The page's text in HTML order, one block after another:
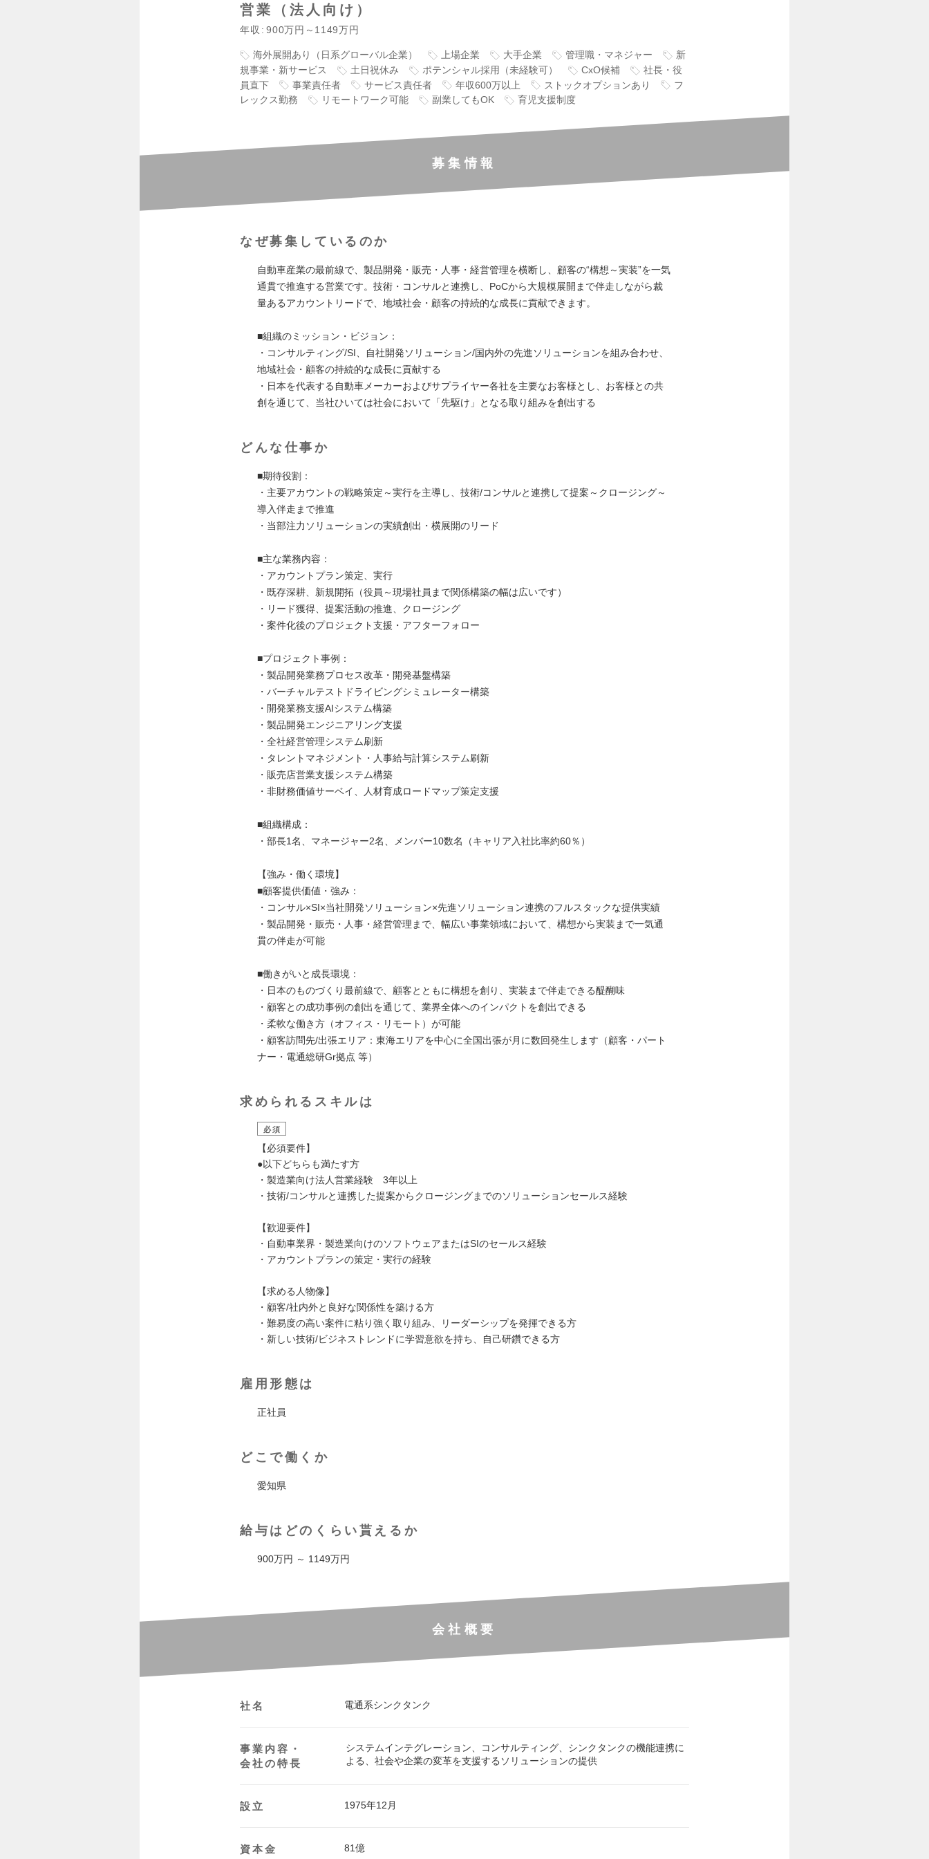
営業（法人向け）
年収 900万円～1149万円
海外展開あり（日系グローバル企業） 上場企業 大手企業 管理職・マネジャー
新
規事業・新サービス
土日祝休み ポテンシャル採用（未経験可） CxO候補
社長・役
員直下
事業責任者 サービス責任者 年収600万以上 ストックオプションあり
フ
レックス勤務
リモートワーク可能 副業してもOK 育児支援制度
募集情報
なぜ募集しているのか
自動車産業の最前線で、製品開発・販売・人事・経営管理を横断し、顧客の“構想～実装”を一気
通貫で推進する営業です。技術・コンサルと連携し、PoCから大規模展開まで伴走しながら裁
量あるアカウントリードで、地域社会・顧客の持続的な成長に貢献できます。
■組織のミッション・ビジョン：
・コンサルティング/SI、自社開発ソリューション/国内外の先進ソリューションを組み合わせ、
地域社会・顧客の持続的な成長に貢献する
・日本を代表する自動車メーカーおよびサプライヤー各社を主要なお客様とし、お客様との共
創を通じて、当社ひいては社会において「先駆け」となる取り組みを創出する
どんな仕事か
■期待役割：
・主要アカウントの戦略策定～実行を主導し、技術/コンサルと連携して提案～クロージング～
導入伴走まで推進
・当部注力ソリューションの実績創出・横展開のリード
■主な業務内容：
・アカウントプラン策定、実行
・既存深耕、新規開拓（役員～現場社員まで関係構築の幅は広いです）
・リード獲得、提案活動の推進、クロージング
・案件化後のプロジェクト支援・アフターフォロー
■プロジェクト事例：
・製品開発業務プロセス改革・開発基盤構築
・バーチャルテストドライビングシミュレーター構築
・開発業務支援AIシステム構築
・製品開発エンジニアリング支援
・全社経営管理システム刷新
・タレントマネジメント・人事給与計算システム刷新
・販売店営業支援システム構築
・非財務価値サーベイ、人材育成ロードマップ策定支援
■組織構成：
・部長1名、マネージャー2名、メンバー10数名（キャリア入社比率約60％）
【強み・働く環境】
■顧客提供価値・強み：
・コンサル×SI×当社開発ソリューション×先進ソリューション連携のフルスタックな提供実績
・製品開発・販売・人事・経営管理まで、幅広い事業領域において、構想から実装まで一気通
貫の伴走が可能
■働きがいと成長環境：
・日本のものづくり最前線で、顧客とともに構想を創り、実装まで伴走できる醍醐味
・顧客との成功事例の創出を通じて、業界全体へのインパクトを創出できる
・柔軟な働き方（オフィス・リモート）が可能
・顧客訪問先/出張エリア：東海エリアを中心に全国出張が月に数回発生します（顧客・パート
ナー・電通総研Gr拠点 等）
求められるスキルは
必須
【必須要件】
●以下どちらも満たす方
・製造業向け法人営業経験 3年以上
・技術/コンサルと連携した提案からクロージングまでのソリューションセールス経験
【歓迎要件】
・自動車業界・製造業向けのソフトウェアまたはSIのセールス経験
・アカウントプランの策定・実行の経験
【求める人物像】
・顧客/社内外と良好な関係性を築ける方
・難易度の高い案件に粘り強く取り組み、リーダーシップを発揮できる方
・新しい技術/ビジネストレンドに学習意欲を持ち、自己研鑽できる方
雇用形態は
正社員
どこで働くか
愛知県
給与はどのくらい貰えるか
900万円 ～ 1149万円
会社概要
社名 電通系シンクタンク
事業内容・
会社の特長
システムインテグレーション、コンサルティング、シンクタンクの機能連携に
よる、社会や企業の変革を支援するソリューションの提供
設立 1975年12月
資本金 81億